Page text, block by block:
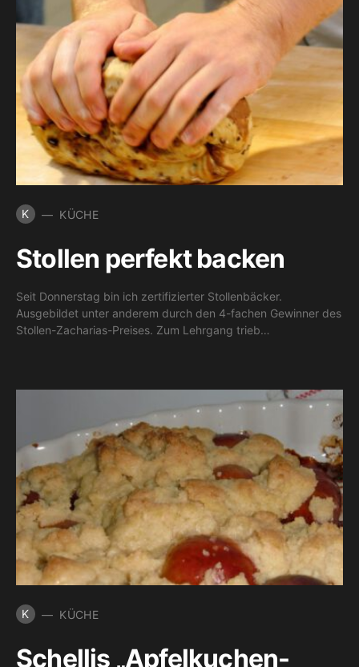
K KÜCHE
Stollen perfekt backen
Seit Donnerstag bin ich zertifizierter Stollenbäcker.
Ausgebildet unter anderem durch den 4-fachen Gewinner des
Stollen-Zacharias-Preises. Zum Lehrgang trieb…
K KÜCHE
Schellis „Apfelkuchen-